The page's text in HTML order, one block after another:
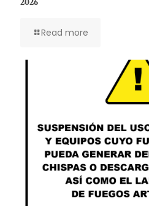
Read more